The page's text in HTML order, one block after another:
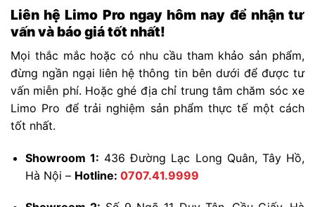
Liên hệ Limo Pro ngay hôm nay để nhận tư
vấn và báo giá tốt nhất!
Mọi thắc mắc hoặc có nhu cầu tham khảo sản phẩm,
đừng ngần ngại liên hệ thông tin bên dưới để được tư
vấn miễn phí. Hoặc ghé địa chỉ trung tâm chăm sóc xe
Limo Pro để trải nghiệm sản phẩm thực tế một cách
tốt nhất.
Showroom 1: 436 Đường Lạc Long Quân, Tây Hồ,
Hà Nội – Hotline: 0707.41.9999